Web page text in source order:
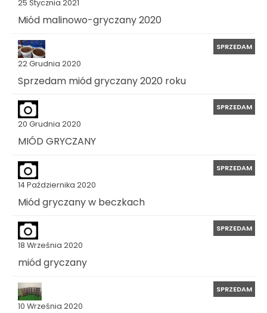
25 Stycznia 2021
Miód malinowo-gryczany 2020
22 Grudnia 2020
SPRZEDAM
Sprzedam miód gryczany 2020 roku
20 Grudnia 2020
SPRZEDAM
MIÓD GRYCZANY
14 Października 2020
SPRZEDAM
Miód gryczany w beczkach
18 Września 2020
SPRZEDAM
miód gryczany
10 Września 2020
SPRZEDAM